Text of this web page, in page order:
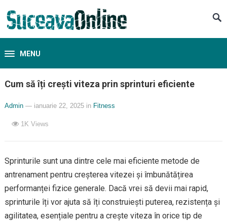
MENU
Cum să îți crești viteza prin sprinturi eficiente
Admin — ianuarie 22, 2025 in Fitness
1K Views
Sprinturile sunt una dintre cele mai eficiente metode de
antrenament pentru creșterea vitezei și îmbunătățirea
performanței fizice generale. Dacă vrei să devii mai rapid,
sprinturile îți vor ajuta să îți construiești puterea, rezistența și
agilitatea, esențiale pentru a crește viteza în orice tip de